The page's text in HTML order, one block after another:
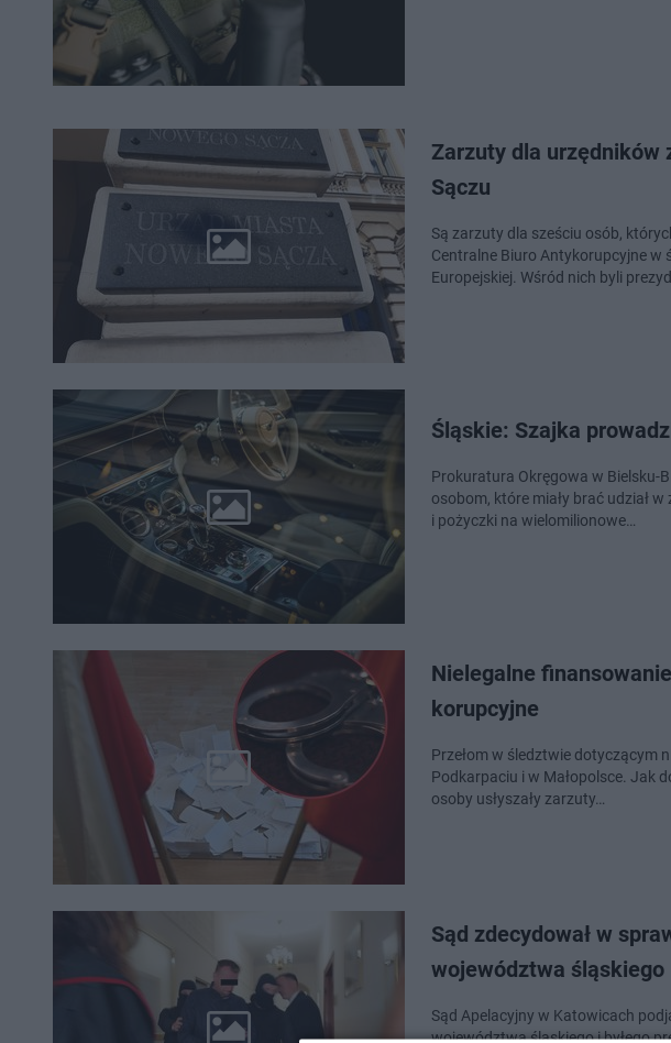
Zarzuty dla urzędników
Sączu
Są zarzuty dla sześciu osób,
Centralne Biuro Antykorupcyjne
Europejskiej. Wśród nich byli
Śląskie: Szajka
Prokuratura Okręgowa w Bielsku-
osobom, które miały brać udział
i pożyczki na wielomilionowe…
Nielegalne
korupcyjne
Przełom w śledztwie dotyczącym
Podkarpaciu i w Małopolsce. Jak
osoby usłyszały zarzuty…
Sąd zdecydował w
województwa śląskiego
Sąd Apelacyjny w Katowicach
województwa śląskiego i byłego